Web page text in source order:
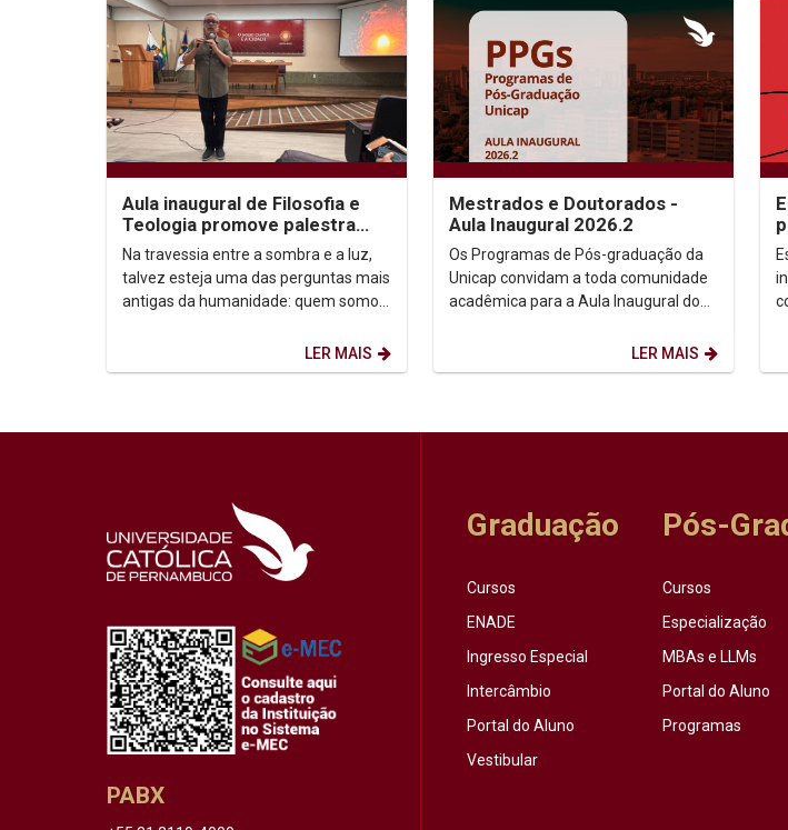
Aula inaugural de Filosofia e
Teologia promove palestra
sobre autoconhecimento
Na travessia entre a sombra e a luz,
talvez esteja uma das perguntas mais
antigas da humanidade: quem somos,
LER MAIS
Mestrados e Doutorados -
Aula Inaugural 2026.2
Os Programas de Pós-graduação da
Unicap convidam a toda comunidade
acadêmica para a Aula Inaugural do
LER MAIS
PABX
Graduação
Cursos
ENADE
Ingresso Especial
Intercâmbio
Portal do Aluno
Vestibular
Pós-
Cursos
Especialização
MBAs e LLMs
Portal do Aluno
Programas